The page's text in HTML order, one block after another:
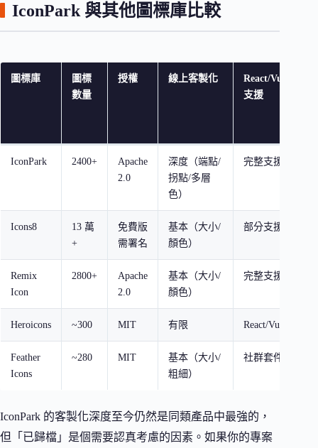
IconPark 與其他圖標庫比較
圖標庫
圖標
數量
授權 線上客製化
React/Vue
支援
IconPark 2400+
Apache
2.0
深度（端點/
拐點/多層
色）
完整支援
Icons8
13 萬
+
免費版
需署名
基本（大小/
顏色）
部分支援
Remix
Icon
2800+
Apache
2.0
基本（大小/
顏色）
完整支援
Heroicons ~300 MIT 有限 React/Vue
Feather
Icons
~280 MIT
基本（大小/
粗細）
社群套件
IconPark 的客製化深度至今仍然是同類產品中最強的，
但「已歸檔」是個需要認真考慮的因素。如果你的專案